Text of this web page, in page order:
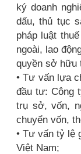
ký doanh
dấu, thủ tục
pháp luật
ngoài, lao
quyền sở
• Tư vấn lựa
đầu tư: Công
trụ sở, vốn,
chuyển vốn,
• Tư vấn tỷ lệ
Việt Nam;